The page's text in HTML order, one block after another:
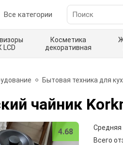
Все категории
Косметика
декоративная
Бытовая техника для
чайник
4.68
Средняя
Всего